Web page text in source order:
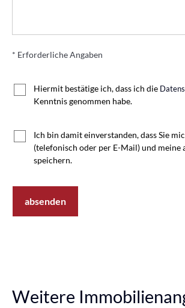
* Erforderliche Angaben
Hiermit bestätige ich, dass ich die
Kenntnis genommen habe.
Ich bin damit einverstanden, dass Sie
(telefonisch oder per E-Mail) und meine
speichern.
absenden
Weitere